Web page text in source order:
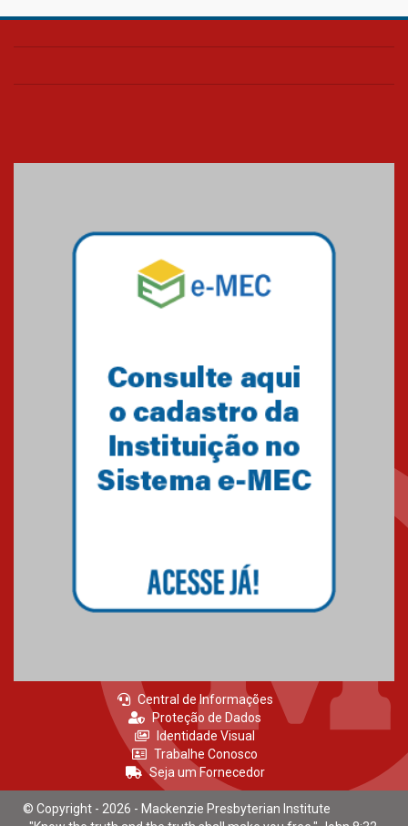
Colégio Presbiteriano
os funcionários
07.11.2024
Equipe de saltos ornamentais
do Mackenzie Brasília
Gravação do projeto “Mais de
31 mil vozes com a Palavra” é
realizado no Colégio
Mackenzie Brasília
25.10.2024
Brasília conquistam medalhas
em importantes competições
de Matemática
04.10.2024
Central de Informações
Proteção de Dados
Identidade Visual
Trabalhe Conosco
Seja um Fornecedor
© Copyright - 2026 - Mackenzie Presbyterian Institute